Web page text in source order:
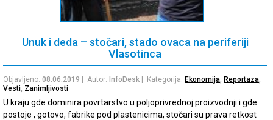
Unuk i deda – stočari, stado ovaca na periferiji
Vlasotinca
Objavljeno: 08.06.2019 | Autor: InfoDesk | Kategorija: Ekonomija, Reportaza,
Vesti, Zanimljivosti
U kraju gde dominira povrtarstvo u poljoprivrednoj proizvodnji i gde
postoje , gotovo, fabrike pod plastenicima, stočari su prava retkost